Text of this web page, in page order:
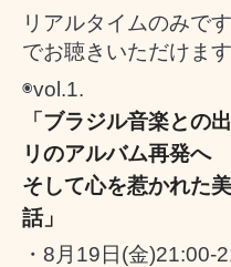
リアルタイムのみで
でお聴きいただけます
◉vol.1.
「ブラジル音楽との
リのアルバム再発へ
そして心を惹かれた
話」
・ 8 月 19日(金)21:00-